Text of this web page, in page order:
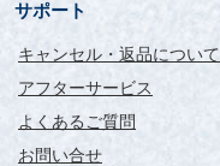
サポート
キャンセル・返品について
アフターサービス
よくあるご質問
お問い合せ